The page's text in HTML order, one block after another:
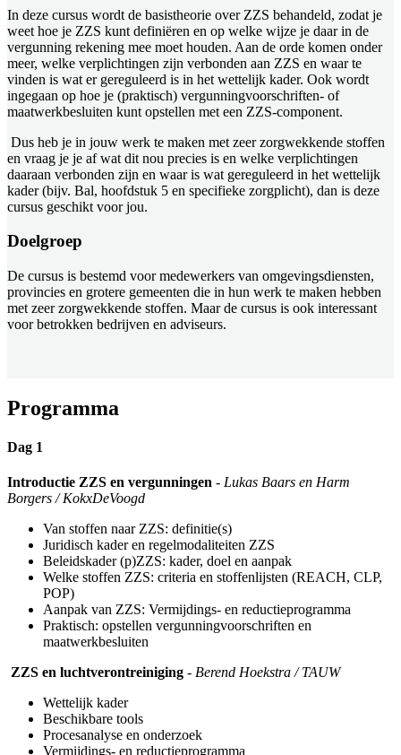
In deze cursus wordt de basistheorie over ZZS behandeld, zodat je
weet hoe je ZZS kunt definiëren en op welke wijze je daar in de
vergunning rekening mee moet houden. Aan de orde komen onder
meer, welke verplichtingen zijn verbonden aan ZZS en waar te
vinden is wat er gereguleerd is in het wettelijk kader. Ook wordt
ingegaan op hoe je (praktisch) vergunningvoorschriften- of
maatwerkbesluiten kunt opstellen met een ZZS-component.
Dus heb je in jouw werk te maken met zeer zorgwekkende stoffen
en vraag je je af wat dit nou precies is en welke verplichtingen
daaraan verbonden zijn en waar is wat gereguleerd in het wettelijk
kader (bijv. Bal, hoofdstuk 5 en specifieke zorgplicht), dan is deze
cursus geschikt voor jou.
Doelgroep
De cursus is bestemd voor medewerkers van omgevingsdiensten,
provincies en grotere gemeenten die in hun werk te maken hebben
met zeer zorgwekkende stoffen. Maar de cursus is ook interessant
voor betrokken bedrijven en adviseurs.
Programma
Dag 1
Introductie ZZS en vergunningen - Lukas Baars en Harm
Borgers / KokxDeVoogd
Van stoffen naar ZZS: definitie(s)
Juridisch kader en regelmodaliteiten ZZS
Beleidskader (p)ZZS: kader, doel en aanpak
Welke stoffen ZZS: criteria en stoffenlijsten (REACH, CLP,
POP)
Aanpak van ZZS: Vermijdings- en reductieprogramma
Praktisch: opstellen vergunningvoorschriften en
maatwerkbesluiten
ZZS en luchtverontreiniging - Berend Hoekstra / TAUW
Wettelijk kader
Beschikbare tools
Procesanalyse en onderzoek
Vermijdings- en reductieprogramma